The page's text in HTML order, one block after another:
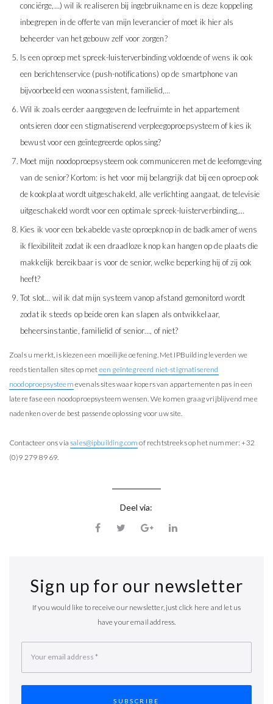
conciërge,…) wil ik realiseren bij ingebruikname en is deze koppeling
inbegrepen in de offerte van mijn leverancier of moet ik hier als
beheerder van het gebouw zelf voor zorgen?
Is een oproep met spreek-luisterverbinding voldoende of wens ik ook
een berichtenservice (push-notifications) op de smartphone van
bijvoorbeeld een woonassistent, familielid,…
Wil ik zoals eerder aangegeven de leefruimte in het appartement
ontsieren door een stigmatiserend verpleegoproepsysteem of kies ik
bewust voor een geïntegreerde oplossing?
Moet mijn noodoproepsysteem ook communiceren met de leefomgeving
van de senior? Kortom: is het voor mij belangrijk dat bij een oproep ook
de kookplaat wordt uitgeschakeld, alle verlichting aangaat, de televisie
uitgeschakeld wordt voor een optimale spreek-luisterverbinding,…
Kies ik voor een bekabelde vaste oproepknop in de badkamer of wens
ik flexibiliteit zodat ik een draadloze knop kan hangen op de plaats die
makkelijk bereikbaar is voor de senior, welke beperking hij of zij ook
heeft?
Tot slot… wil ik dat mijn systeem vanop afstand gemonitord wordt
zodat ik steeds op beide oren kan slapen als ontwikkelaar,
beheersinstantie, familielid of senior…, of niet?
Zoals u merkt, is kiezen een moeilijke oefening. Met IPBuilding leverden we
reeds tientallen sites op met een geïntegreerd niet-stigmatiserend
noodoproepsysteem evenals sites waar kopers van appartementen pas in een
latere fase een noodoproepsysteem wensen. We komen graag vrijblijvend mee
nadenken over de best passende oplossing voor uw site.
Contacteer ons viasales@ipbuilding.com of rechtstreeks op het nummer: +32
(0)9 279 89 69.
Deel via:
Sign up for our newsletter
If you would like to receive our newsletter, just click here and let us
have your email address.
Your email address *